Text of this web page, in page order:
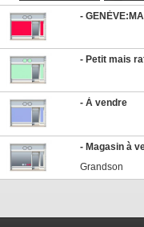
-
- Petit mais
- À vendre
- Magasin à
Grandson